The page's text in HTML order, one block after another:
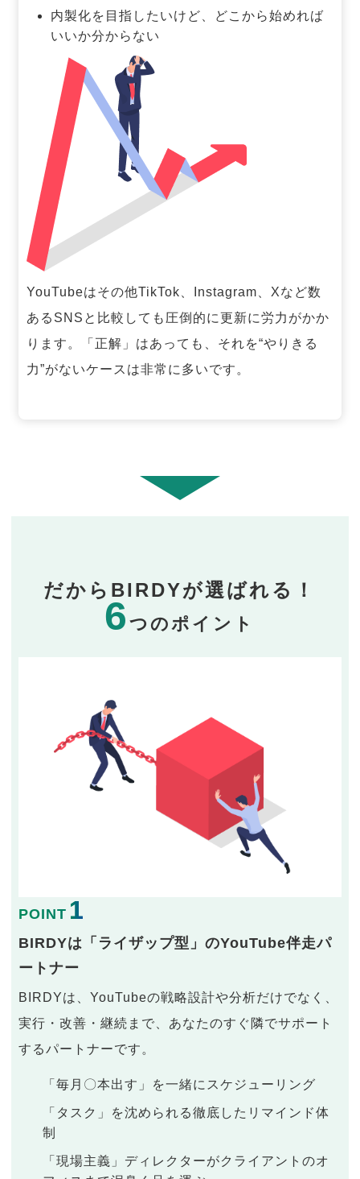
内製化を目指したいけど、どこから始めれば
いいか分からない
YouTubeはその他TikTok、Instagram、Xなど数
あるSNSと比較しても圧倒的に更新に労力がかか
ります。「正解」はあっても、それを“やりきる
力”がないケースは非常に多いです。
だからBIRDYが選ばれる！
6つのポイント
POINT 1
BIRDYは「ライザップ型」のYouTube伴走パ
ートナー
BIRDYは、YouTubeの戦略設計や分析だけでなく、
実行・改善・継続まで、あなたのすぐ隣でサポート
するパートナーです。
「毎月〇本出す」を一緒にスケジューリング
「タスク」を沈められる徹底したリマインド体
制
「現場主義」ディレクターがクライアントのオ